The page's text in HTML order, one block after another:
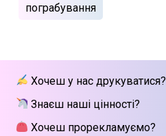
пограбування
Хочеш у нас друкуватися?
Знаєш наші цінності?
Хочеш прорекламуємо?